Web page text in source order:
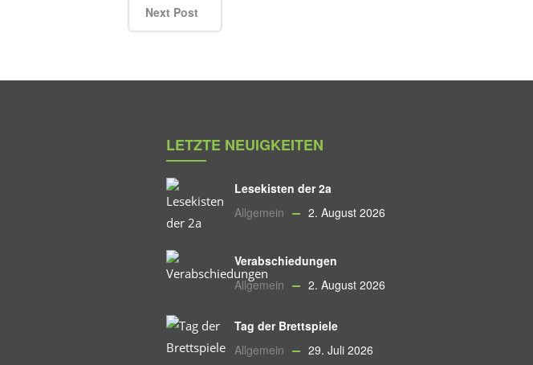
Next Post
LETZTE NEUIGKEITEN
Lesekisten der 2a
Allgemein
2. August 2026
Verabschiedungen
Allgemein
2. August 2026
Tag der Brettspiele
Allgemein
29. Juli 2026